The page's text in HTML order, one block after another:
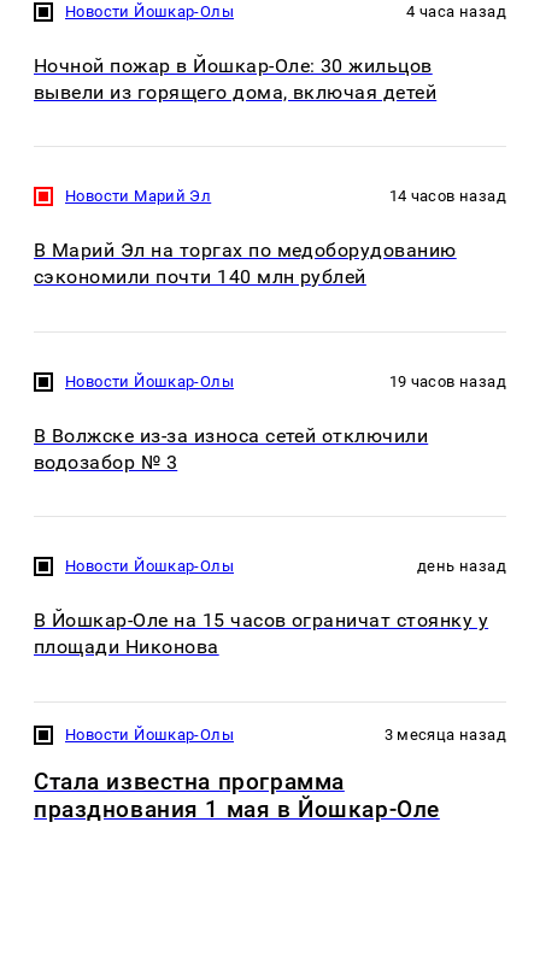
Новости Йошкар-Олы 4 часа назад
Ночной пожар в Йошкар-Оле: 30 жильцов
вывели из горящего дома, включая детей
Новости Марий Эл 14 часов назад
В Марий Эл на торгах по медоборудованию
сэкономили почти 140 млн рублей
Новости Йошкар-Олы 19 часов назад
В Волжске из-за износа сетей отключили
водозабор № 3
Новости Йошкар-Олы день назад
В Йошкар-Оле на 15 часов ограничат стоянку у
площади Никонова
Новости Йошкар-Олы 3 месяца назад
Стала известна программа
празднования 1 мая в Йошкар-Оле